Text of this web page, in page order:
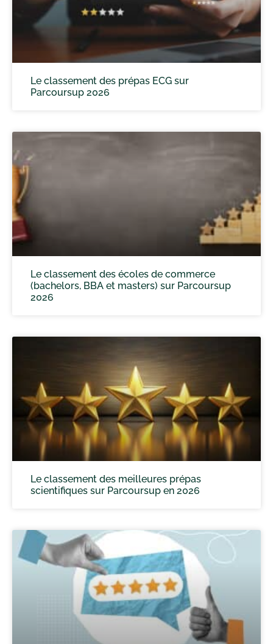
Le classement des prépas ECG sur
Parcoursup 2026
Le classement des écoles de commerce
(bachelors, BBA et masters) sur Parcoursup
2026
Le classement des meilleures prépas
scientifiques sur Parcoursup en 2026